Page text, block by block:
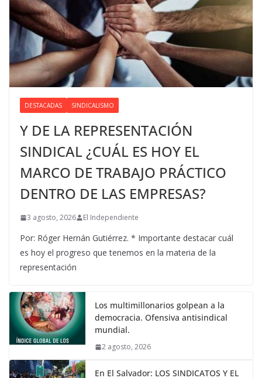
DESTACADAS SINDICALISMO
Y DE LA REPRESENTACIÓN
SINDICAL ¿CUÁL ES HOY EL
MARCO DE TRABAJO PRÁCTICO
DENTRO DE LAS EMPRESAS?
3 agosto, 2026 El Independiente
Por: Róger Hernán Gutiérrez. * Importante destacar cuál
es hoy el progreso que tenemos en la materia de la
representación
Los multimillonarios golpean a la
democracia. Ofensiva antisindical
mundial.
2 agosto, 2026
En El Salvador: LOS SINDICATOS Y EL